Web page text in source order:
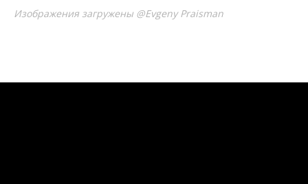
Изображения загружены @Evgeny Praisman